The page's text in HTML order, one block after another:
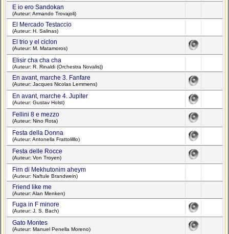
E io ero Sandokan
(Auteur: Armando Trovajoli)
El Mercado Testaccio
(Auteur: H. Salinas)
El trio y el ciclon
(Auteur: M. Matamoros)
Elisir cha cha cha
(Auteur: R. Rinaldi (Orchestra Novalis))
En avant, marche 3. Fanfare
(Auteur: Jacques Nicolas Lemmens)
En avant, marche 4. Jupiter
(Auteur: Gustav Holst)
Fellini 8 e mezzo
(Auteur: Nino Rota)
Festa della Donna
(Auteur: Antonella Frattolilllo)
Festa delle Rocce
(Auteur: Von Troyen)
Firn di Mekhutonim aheym
(Auteur: Naftule Brandwein)
Friend like me
(Auteur: Alan Menken)
Fuga in F minore
(Auteur: J. S. Bach)
Gato Montes
(Auteur: Manuel Penella Moreno)